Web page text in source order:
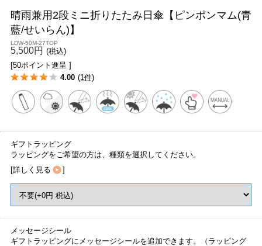
晴雨兼用2段ミニ折りたたみ日傘【ピンポンマム(青
藍/せいらん)】
LDW-50M-27TOP
5,500円 (税込)
[50ポイント進呈 ]
4.00 (1件)
ギフトラッピング
ラッピングをご希望の方は、種類を選択してください。
[詳しく見る ]
メッセージシール
ギフトラッピングにメッセージシールを追加できます。（ラッピング